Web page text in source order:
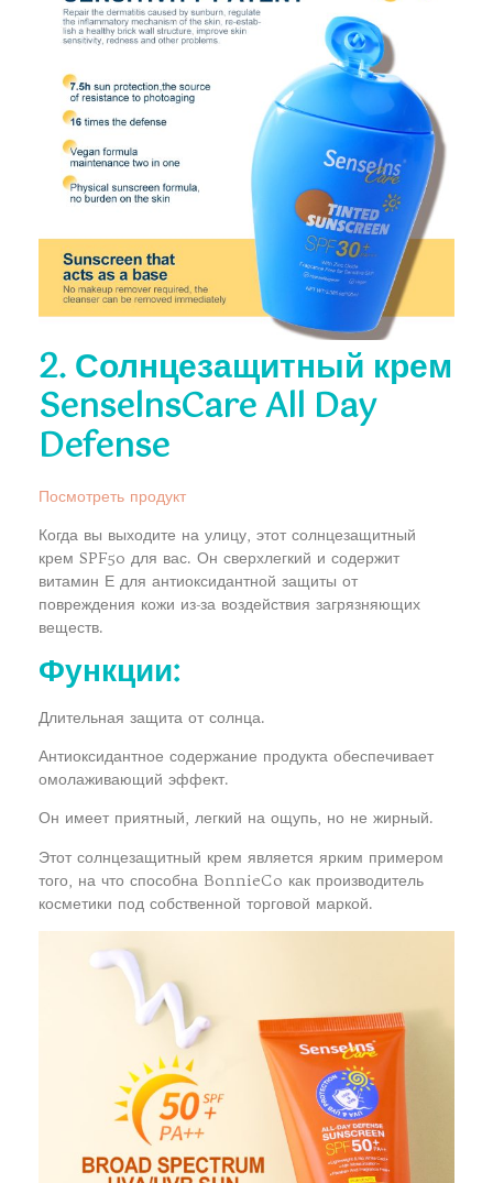
2. Солнцезащитный крем
SenselnsCare All Day
Defense
Посмотреть продукт
Когда вы выходите на улицу, этот солнцезащитный
крем SPF50 для вас. Он сверхлегкий и содержит
витамин Е для антиоксидантной защиты от
повреждения кожи из-за воздействия загрязняющих
веществ.
Функции:
Длительная защита от солнца.
Антиоксидантное содержание продукта обеспечивает
омолаживающий эффект.
Он имеет приятный, легкий на ощупь, но не жирный.
Этот солнцезащитный крем является ярким примером
того, на что способна BonnieCo как производитель
косметики под собственной торговой маркой.